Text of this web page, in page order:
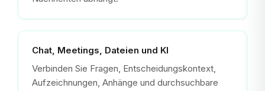
Chat, Meetings, Dateien und KI
Verbinden Sie Fragen, Entscheidungskontext,
Aufzeichnungen, Anhänge und durchsuchbare